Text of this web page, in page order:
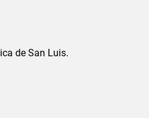
de San Luis.